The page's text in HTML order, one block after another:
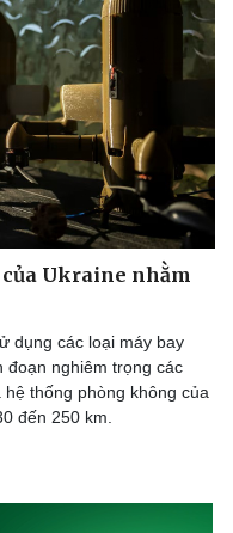
điệu
Công nghệ
nghiệm
đổi số
Ukraine nhằm
dụng các loại máy bay
đoạn nghiêm trọng các
thống phòng không của
đến 250 km.